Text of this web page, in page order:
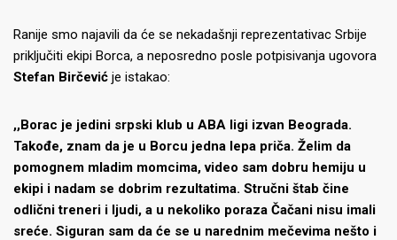
Ranije smo najavili da će se nekadašnji reprezentativac Srbije
priključiti ekipi Borca, a neposredno posle potpisivanja ugovora
Stefan Birčević je istakao:
,,Borac je jedini srpski klub u ABA ligi izvan Beograda.
Takođe, znam da je u Borcu jedna lepa priča. Želim da
pomognem mladim momcima, video sam dobru hemiju u
ekipi i nadam se dobrim rezultatima. Stručni štab čine
odlični treneri i ljudi, a u nekoliko poraza Čačani nisu imali
sreće. Siguran sam da će se u narednim mečevima nešto i